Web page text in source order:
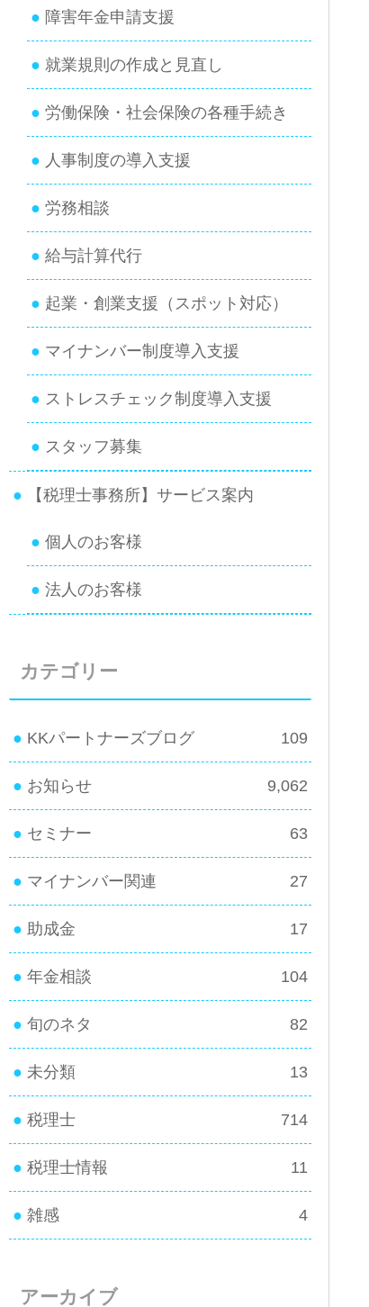
障害年金申請支援
就業規則の作成と見直し
労働保険・社会保険の各種手続き
人事制度の導入支援
労務相談
給与計算代行
起業・創業支援（スポット対応）
マイナンバー制度導入支援
ストレスチェック制度導入支援
スタッフ募集
【税理士事務所】サービス案内
個人のお客様
法人のお客様
カテゴリー
KKパートナーズブログ 109
お知らせ 9,062
セミナー 63
マイナンバー関連 27
助成金 17
年金相談 104
旬のネタ 82
未分類 13
税理士 714
税理士情報 11
雑感 4
アーカイブ